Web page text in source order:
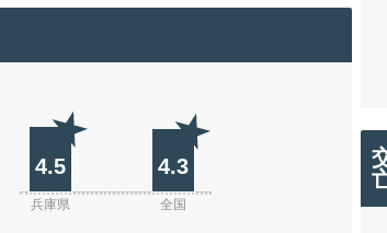
4.5 4.3
兵庫県 全国